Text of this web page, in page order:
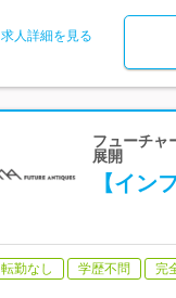
求人詳細を見る
フューチャ
展開
【イ
転勤なし 学歴不問 完